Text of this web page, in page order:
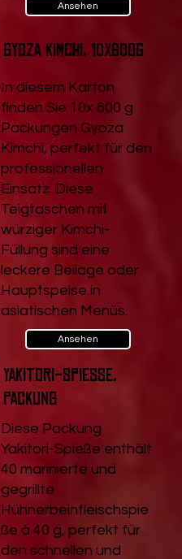
Ansehen
Gyoza Kimchi, 10x600g
In diesem Karton
finden Sie 10x 600 g
Packungen Gyoza
Kimchi, perfekt für den
professionellen
Einsatz. Diese
Teigtaschen mit
würziger Kimchi-
Füllung sind eine
leckere Beilage oder
Hauptspeise in
asiatischen Menüs.
Ansehen
Yakitori-Spieße,
Packung
Diese Packung
Yakitori-Spieße enthält
40 marinierte und
gegrillte
Hühnerbeinfleischspie
ße à 40 g, perfekt für
den schnellen und